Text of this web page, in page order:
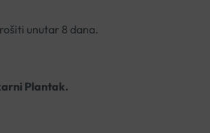
unutar 8 dana.
Plantak.